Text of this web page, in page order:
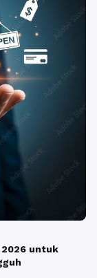
2026 untuk